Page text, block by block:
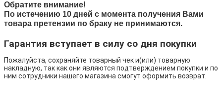
Обратите внимание!
По истечению 10 дней с момента получения Вами
товара претензии по браку не принимаются.
Гарантия вступает в силу со дня покупки
Пожалуйста, сохраняйте товарный чек и(или) товарную
накладную, так как они являются подтверждением покупки и по
ним сотрудники нашего магазина смогут оформить возврат.